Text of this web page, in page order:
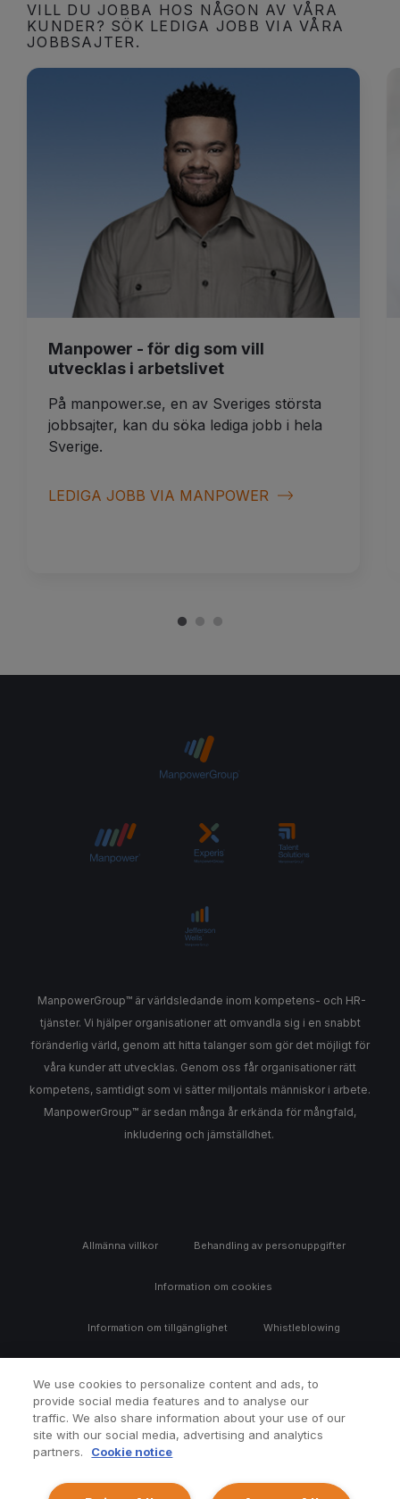
VILL DU JOBBA HOS NÅGON AV VÅRA
KUNDER? SÖK LEDIGA JOBB VIA VÅRA
JOBBSAJTER.
Manpower - för dig som vill
utvecklas i arbetslivet
På manpower.se, en av Sveriges största
jobbsajter, kan du söka lediga jobb i hela
Sverige.
LEDIGA JOBB VIA MANPOWER
ManpowerGroup™ är världsledande inom kompetens- och HR-
tjänster. Vi hjälper organisationer att omvandla sig i en snabbt
föränderlig värld, genom att hitta talanger som gör det möjligt för
våra kunder att utvecklas. Genom oss får organisationer rätt
kompetens, samtidigt som vi sätter miljontals människor i arbete.
ManpowerGroup™ är sedan många år erkända för mångfald,
inkludering och jämställdhet.
Allmänna villkor Behandling av personuppgifter
Information om cookies
Information om tillgänglighet Whistleblowing
We use cookies to personalize content and ads, to
provide social media features and to analyse our
traffic. We also share information about your use of our
site with our social media, advertising and analytics
partners.
Cookie notice